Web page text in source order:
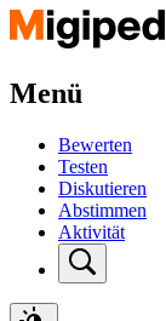
Menü
Bewerten
Testen
Diskutieren
Abstimmen
Aktivität